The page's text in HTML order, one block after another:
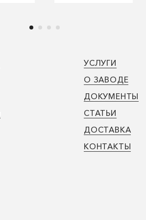
УСЛУГИ
О ЗАВОДЕ
ДОКУМЕНТЫ
СТАТЬИ
ДОСТАВКА
КОНТАКТЫ